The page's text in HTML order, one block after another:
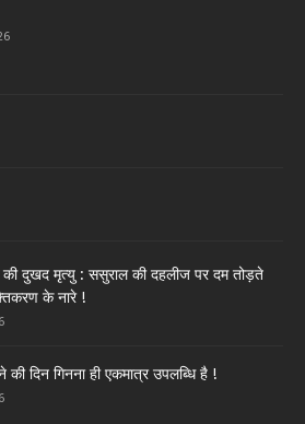
की दुखद मृत्यु : ससुराल की दहलीज पर दम तोड़ते
के नारे !
की दिन गिनना ही एकमात्र उपलब्धि है !